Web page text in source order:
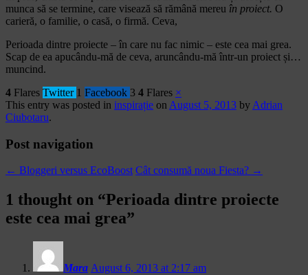
munca să se termine, care visează să rămână mereu în proiect. O
carieră, o familie, o casă, o firmă. Ceva,
Perioada dintre proiecte – în care nu fac nimic – este cea mai grea.
Scap de ea apucându-mă de ceva, aruncându-mă într-un proiect și…
muncind.
4 Flares Twitter 1 Facebook 3 4 Flares ×
This entry was posted in inspirație on August 5, 2013 by Adrian
Ciubotaru.
Post navigation
← Bloggeri versus EcoBoost Cât consumă noua Fiesta? →
1 thought on “Perioada dintre proiecte
este cea mai grea”
Mara August 6, 2013 at 2:17 am